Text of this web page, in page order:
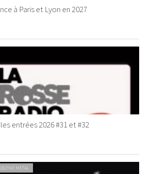
à Paris et Lyon en 2027
entrées 2026 #31 et #32
METAL